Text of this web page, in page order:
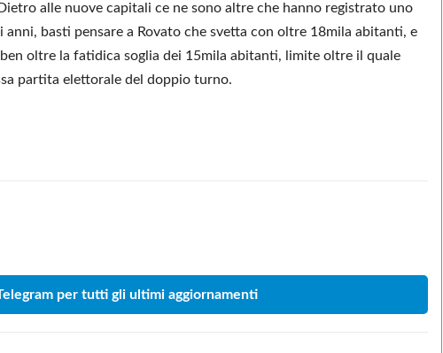
alle nuove capitali ce ne sono altre che hanno registrato uno
basti pensare a Rovato che svetta con oltre 18mila abitanti, e
oltre la fatidica soglia dei 15mila abitanti, limite oltre il quale
partita elettorale del doppio turno.
per tutti gli ultimi aggiornamenti